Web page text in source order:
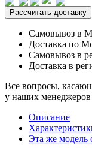
Рассчитать доставку
Самовывоз в
Доставка по
Самовывоз в
Доставка в
Все вопросы,
у наших менеджеров
Описание
Эта же модель